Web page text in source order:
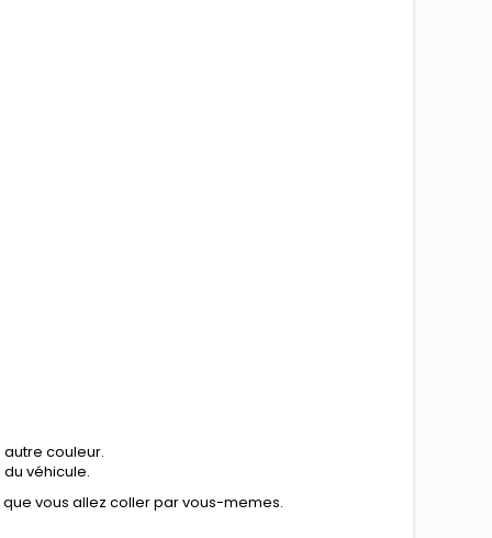
couleur.
véhicule.
vous allez coller par vous-memes.